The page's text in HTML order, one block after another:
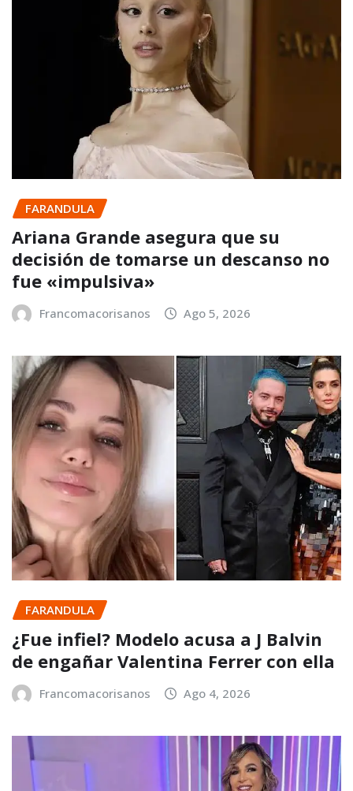
FARANDULA
Ariana Grande asegura que su
decisión de tomarse un descanso no
fue «impulsiva»
Francomacorisanos Ago 5, 2026
FARANDULA
¿Fue infiel? Modelo acusa a J Balvin
de engañar Valentina Ferrer con ella
Francomacorisanos Ago 4, 2026